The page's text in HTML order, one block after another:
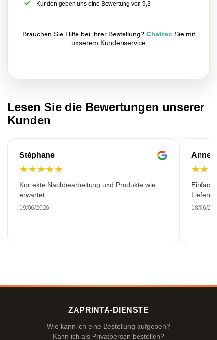
Kunden geben uns eine Bewertung von 9,3
Brauchen Sie Hilfe bei Ihrer Bestellung? Chatten Sie mit
unserem Kundenservice
Lesen Sie die Bewertungen unserer
Kunden
Stéphane
★★★★★
Korrekte Nachbearbeitung und Produkte wie
erwartet
19/06/2026
Anne-
★★
18/06/
ZAPRINTA-DIENSTE
Wie kann ich eine Bestellung aufgeben?
Kann ich als Privatperson bestellen?